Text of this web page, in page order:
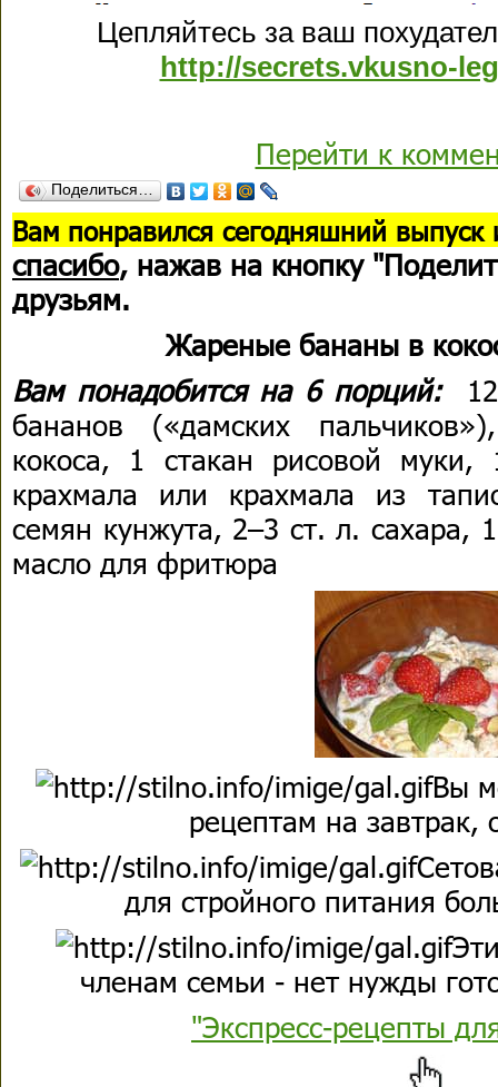
Цепляйтесь за ваш
http://secrets.vkusno-
Перейти к
Поделиться…
Вам понравился сегодняшний выпуск
спасибо, нажав на кнопку
друзьям.
Жареные бананы в
Вам понадобится на 6 порций:
бананов («дамских
кокоса, 1 стакан рисовой муки,
крахмала или крахмала из
семян кунжута, 2–3 ст. л. сахара,
масло для фритюра
Вы
рецептам на завтрак,
для стройного питания
членам семьи - нет нужды
"Экспресс-рецепты